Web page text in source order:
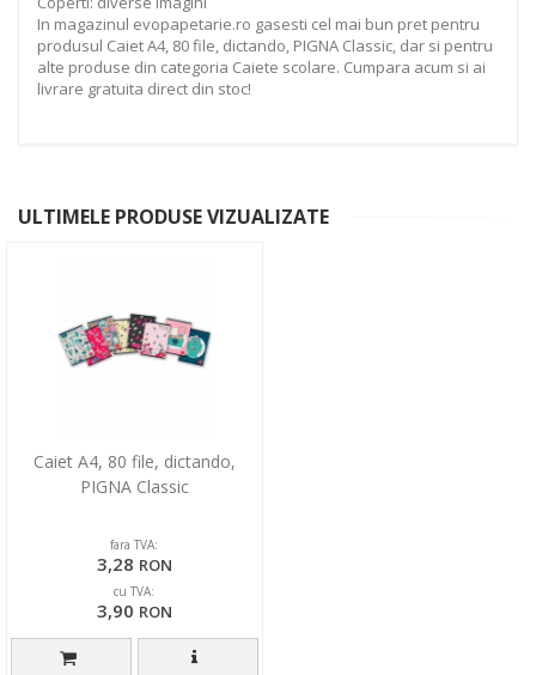
In magazinul evopapetarie.ro gasesti cel mai bun pret pentru
produsul Caiet A4, 80 file, dictando, PIGNA Classic, dar si pentru
alte produse din categoria Caiete scolare. Cumpara acum si ai
livrare gratuita direct din stoc!
ULTIMELE PRODUSE VIZUALIZATE
Caiet A4, 80 file, dictando,
PIGNA Classic
fara TVA:
3,28 RON
cu TVA:
3,90 RON